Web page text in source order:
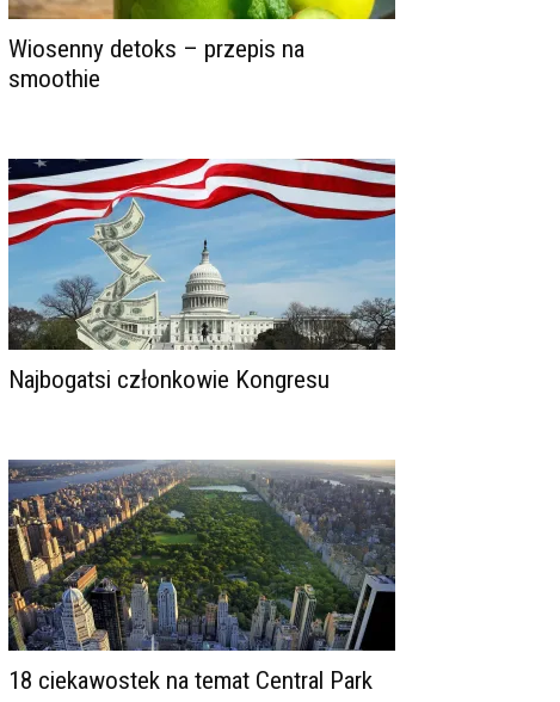
Wiosenny detoks – przepis na
smoothie
Najbogatsi członkowie Kongresu
18 ciekawostek na temat Central Park